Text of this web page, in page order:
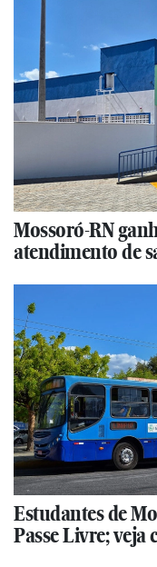
Mossoró-RN
atendimento de
Estudantes de
Passe Livre; veja